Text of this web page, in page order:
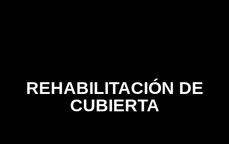
REHABILITACIÓN DE
CUBIERTA